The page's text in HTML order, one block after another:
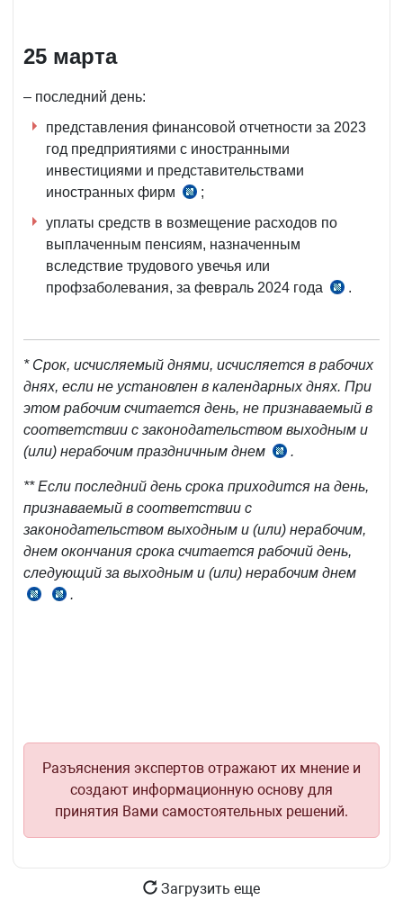
25 марта
– последний день:
представления финансовой отчетности за 2023
год предприятиями с иностранными
инвестициями и представительствами
иностранных фирм
п.
2 Положения,
рег.
МЮ
№
г.
;
уплаты средств в возмещение расходов по
выплаченным пенсиям, назначенным
вследствие трудового увечья или
профзаболевания, за февраль 2024 года
п.
г.
.
* Срок, исчисляемый днями, исчисляется в рабочих
днях, если не установлен в календарных днях. При
этом рабочим считается день, не признаваемый в
соответствии с законодательством выходным и
(или) нерабочим праздничным днем
ч.
НК
.
** Если последний день срока приходится на день,
признаваемый в соответствии с
законодательством выходным и (или) нерабочим,
днем окончания срока считается рабочий день,
следующий за выходным и (или) нерабочим днем
ч.
ч..
Разъяснения экспертов отражают их мнение и
создают информационную основу для
принятия Вами самостоятельных решений.
Загрузить еще